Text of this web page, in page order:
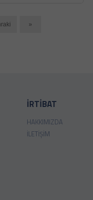
»
İRTİBAT
HAKKIMIZDA
İLETIŞIM